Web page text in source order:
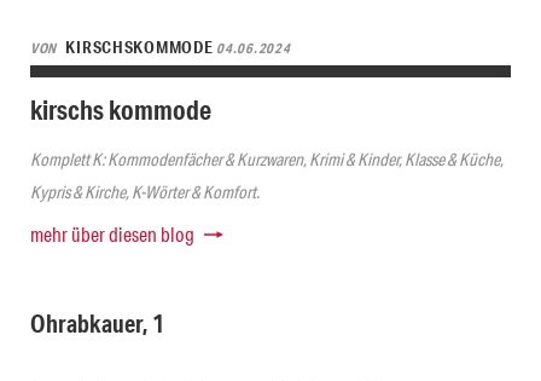
VON KIRSCHSKOMMODE 04.06.2024
kirschs kommode
Komplett K: Kommodenfächer & Kurzwaren, Krimi & Kinder, Klasse & Küche,
Kypris & Kirche, K-Wörter & Komfort.
mehr über diesen blog
Ohrabkauer, 1